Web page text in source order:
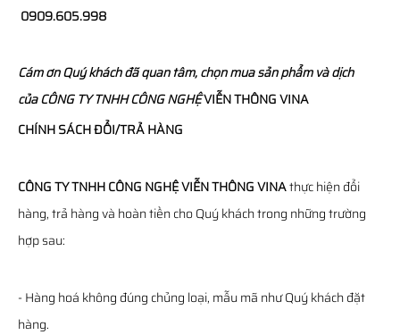
0909.605.998
Cám ơn Quý khách đã quan tâm, chọn mua sản phẩm và dịch
củaCÔNG TY TNHH CÔNG NGHỆVIỄN THÔNGVINA
CHÍNH SÁCH ĐỔI/TRẢ HÀNG
CÔNG TY TNHH CÔNG NGHỆ VIỄN THÔNG VINAthực hiện đổi
hàng, trả hàng và hoàn tiền cho Quý khách trong những trường
hợp sau:
- Hàng hoá không đúng chủng loại, mẫu mã như Quý khách đặt
hàng.